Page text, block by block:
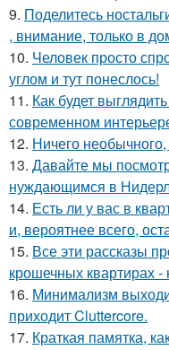
9. Поделитесь
, внимание, только в
10. Человек просто
углом и тут понеслось!
11. Как будет
современном
12. Ничего
13. Давайте мы
нуждающимся в
14. Есть ли у вас в
и, вероятнее всего,
15. Все эти рассказы
крошечных квартирах -
16. Минимализм
приходит Cluttercore.
17. Краткая памятка,